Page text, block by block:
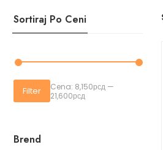
Sortiraj Po Ceni
Filter Cena: 8,150рсд —
21,600рсд
Brend